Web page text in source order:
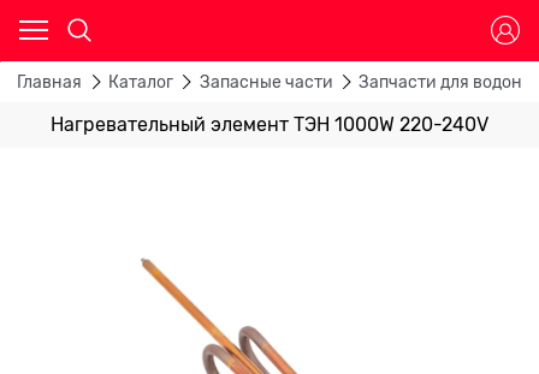
Главная Каталог Запасные части Запчасти для
Нагревательный элемент ТЭН 1000W 220-240V